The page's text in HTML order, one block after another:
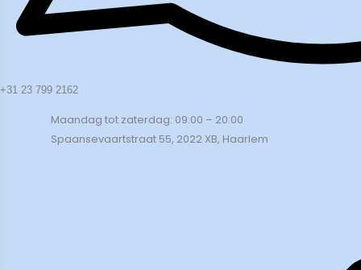
+31 23 799 2162
Maandag tot zaterdag: 09:00 – 20:00
Spaansevaartstraat 55, 2022 XB, Haarlem